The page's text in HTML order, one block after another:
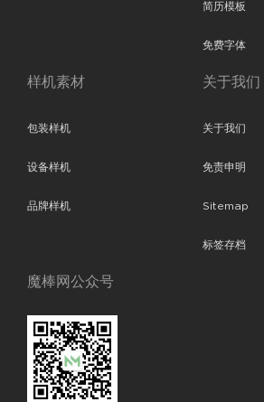
简历模板
免费字体
样机素材
包装样机
设备样机
品牌样机
关于我们
关于我们
免责申明
Sitemap
标签存档
魔棒网公众号